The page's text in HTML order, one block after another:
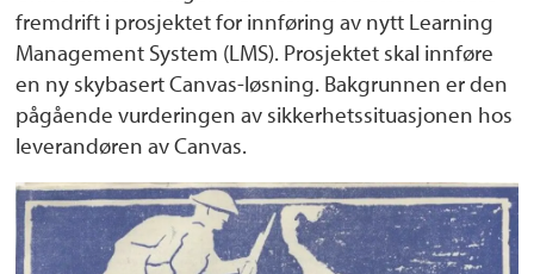
fremdrift i prosjektet for innføring av nytt Learning
Management System (LMS). Prosjektet skal innføre
en ny skybasert Canvas-løsning. Bakgrunnen er den
pågående vurderingen av sikkerhetssituasjonen hos
leverandøren av Canvas.